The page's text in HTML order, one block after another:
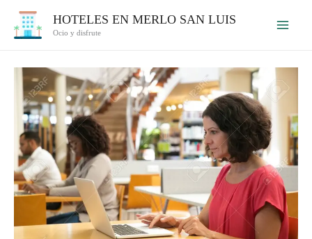
HOTELES EN MERLO SAN LUIS
Ocio y disfrute